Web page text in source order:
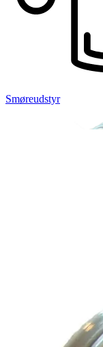
Smøreudstyr